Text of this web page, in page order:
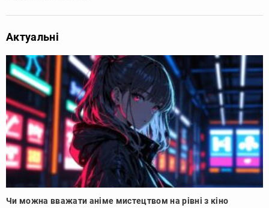
Актуальні
Чи можна вважати аніме мистецтвом на рівні з кіно